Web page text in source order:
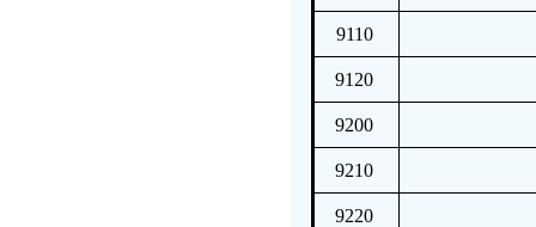
9110
9120
9200
9210
9220